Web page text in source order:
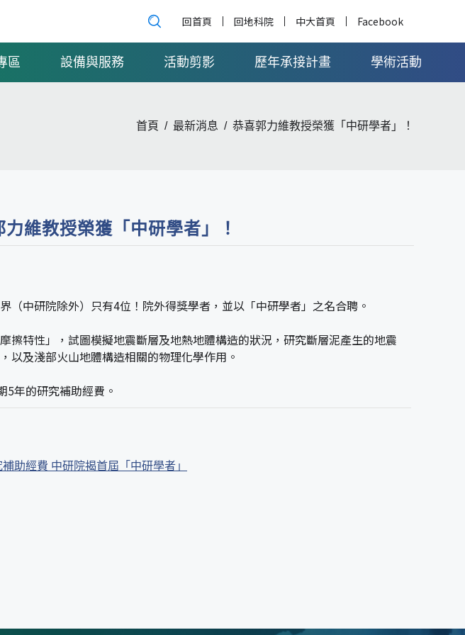
回首頁 回地科院 中大首頁 Facebook
區 設備與服務 活動剪影 歷年承接計畫 學術活動
首頁 最新消息 恭喜郭力維教授榮獲「中研學者」！
力維教授榮獲「中研學者」！
（中研院除外）只有4位！院外得獎學者，並以「中研學者」之名合聘。
擦特性」，試圖模擬地震斷層及地熱地體構造的狀況，研究斷層泥產生的地震
以及淺部火山地體構造相關的物理化學作用。
5年的研究補助經費。
助經費 中研院揭首屆「中研學者」